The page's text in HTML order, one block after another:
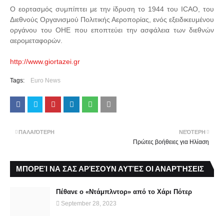
Ο εορτασμός συμπίπτει με την ίδρυση το 1944 του ICAO, του
Διεθνούς Οργανισμού Πολιτικής Αεροπορίας, ενός εξειδικευμένου
οργάνου του ΟΗΕ που εποπτεύει την ασφάλεια των διεθνών
αερομεταφορών.
http://www.giortazei.gr
Tags: Euro News
ΝΕΌΤΕΡΗ
Πρώτες βοήθειες για Ηλίαση
ΠΑΛΑΙΌΤΕΡΗ
ΜΠΟΡΕΊ ΝΑ ΣΑΣ ΑΡΈΣΟΥΝ ΑΥΤΈΣ ΟΙ ΑΝΑΡΤΉΣΕΙΣ
Πέθανε ο «Ντάμπλντορ» από το Χάρι Πότερ
September 28, 2023